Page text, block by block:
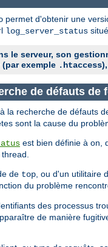
permet d'obtenir une
log_server_status
le serveur, son
(par exemple .htaccess
de défauts de
la recherche de défauts
sont la cause du
est bien définie à on,
de top , ou d'un utilitaire
du problème
des processus
de manière